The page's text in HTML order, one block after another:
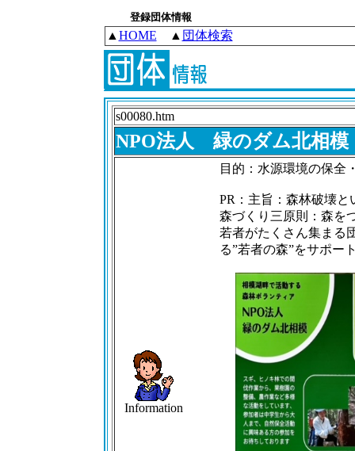
登録団体情報
▲ HOME ▲ 団体検索
s00080.htm
NPO法人 緑のダム北相模
Information
目的：水源環境の保全
PR：主旨：森林破壊
森づくり三原則：森を
若者がたくさん集まる
る”若者の森”をサポー